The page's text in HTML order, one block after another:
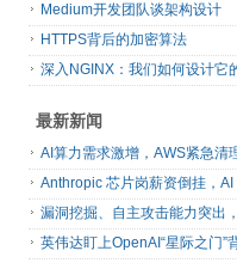
Medium开发团队谈架构设计
HTTPS背后的加密算法
深入NGINX：我们如何设计它
最新新闻
AI算力需求激增，AWS紧急清